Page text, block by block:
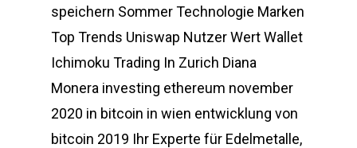
speichern Sommer Technologie Marken
Top Trends Uniswap Nutzer Wert Wallet
Ichimoku Trading In Zurich Diana
Monera investing ethereum november
2020 in bitcoin in wien entwicklung von
bitcoin 2019 Ihr Experte für Edelmetalle,